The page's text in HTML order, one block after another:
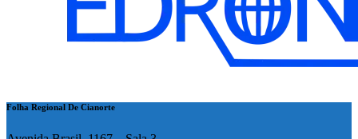
Folha Regional De Cianorte